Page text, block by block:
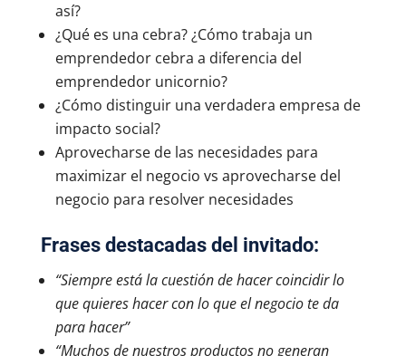
así?
¿Qué es una cebra? ¿Cómo trabaja un
emprendedor cebra a diferencia del
emprendedor unicornio?
¿Cómo distinguir una verdadera empresa de
impacto social?
Aprovecharse de las necesidades para
maximizar el negocio vs aprovecharse del
negocio para resolver necesidades
Frases destacadas del invitado:
“Siempre está la cuestión de hacer coincidir lo
que quieres hacer con lo que el negocio te da
para hacer”
“Muchos de nuestros productos no generan